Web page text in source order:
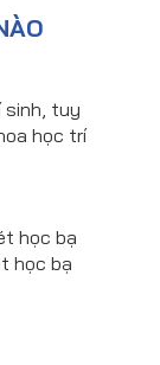
sinh, tuy
học trí
học bạ
học bạ